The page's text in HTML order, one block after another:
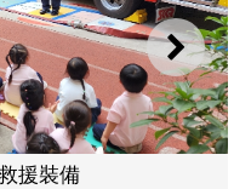
下一
援裝備